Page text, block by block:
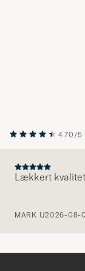
4.70/5
Lækkert kvalitet
MARK U2026-08-